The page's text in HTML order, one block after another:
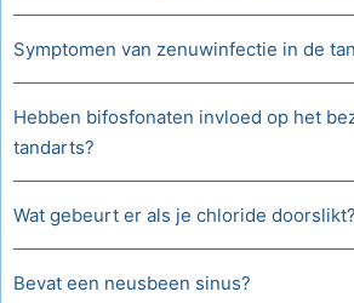
Symptomen van zenuwinfectie in de
Hebben bifosfonaten invloed op het
tandarts?
Wat gebeurt er als je chloride doorslikt?
Bevat een neusbeen sinus?